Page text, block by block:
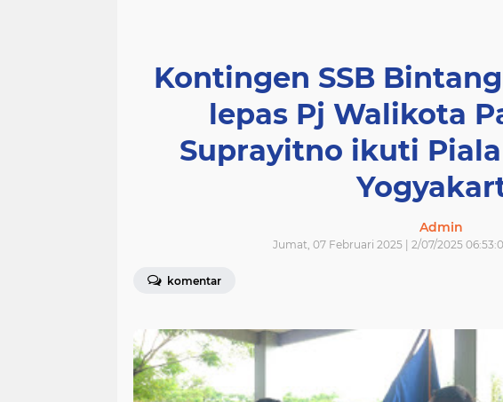
Kontingen SSB
lepas Pj Walikota
Suprayitno ikuti Piala
Admin
Jumat, 07 Februari 2025 | 2/07/2025
komentar